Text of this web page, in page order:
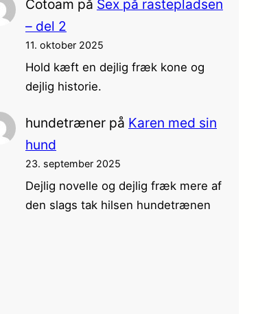
Cotoam på Sex på rastepladsen
– del 2
11. oktober 2025
Hold kæft en dejlig fræk kone og
dejlig historie.
hundetrænerpå Karen med sin
hund
23. september 2025
Dejlig novelle og dejlig fræk mere af
den slags tak hilsen hundetrænen